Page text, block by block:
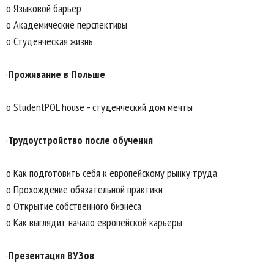
o Языковой барьер
o Академические перспективы
o Студенческая жизнь
·Проживание в Польше
o StudentPOL house - студенческий дом мечты
·Трудоустройство после обучения
o Как подготовить себя к европейскому рынку труда
o Прохождение обязательной практики
o Открытие собственного бизнеса
o Как выглядит начало европейской карьеры
·Презентация ВУЗов